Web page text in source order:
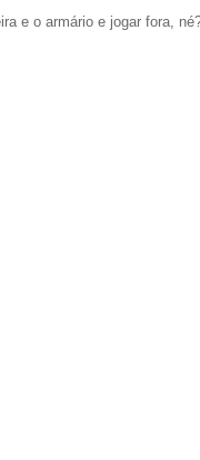
e o armário e jogar fora,